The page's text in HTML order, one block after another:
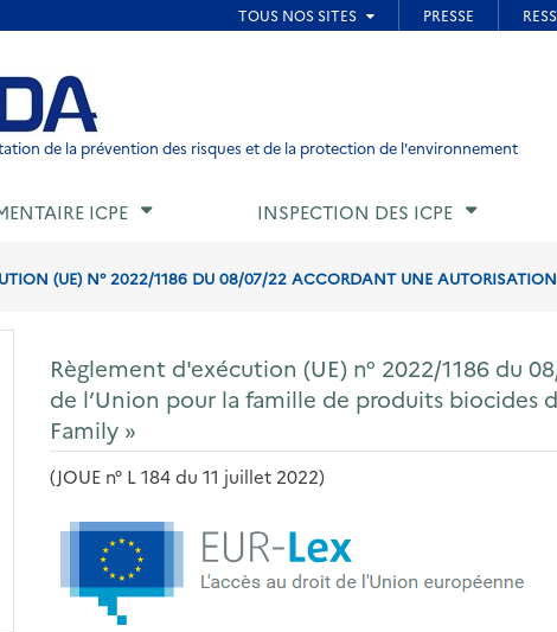
de page
de la prévention des risques et de la protection de l'environnement
ICPE INSPECTION DES ICPE
(UE) N° 2022/1186 DU 08/07/22 ACCORDANT UNE
Règlement d'exécution (UE) n° 2022/1186 du
de l’Union pour la famille de produits biocides
Family »
(JOUE n° L 184 du 11 juillet 2022)